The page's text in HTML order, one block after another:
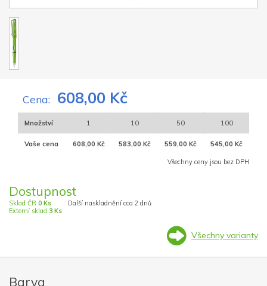
Cena: 608,00 Kč
Množství 1 10 50 100
Vaše cena 608,00 Kč 583,00 Kč 559,00 Kč 545,00 Kč
Všechny ceny jsou bez DPH
Dostupnost
Sklad ČR 0 Ks
Externí sklad 3 Ks
Další naskladnění cca 2 dnů
Všechny varianty
Barva